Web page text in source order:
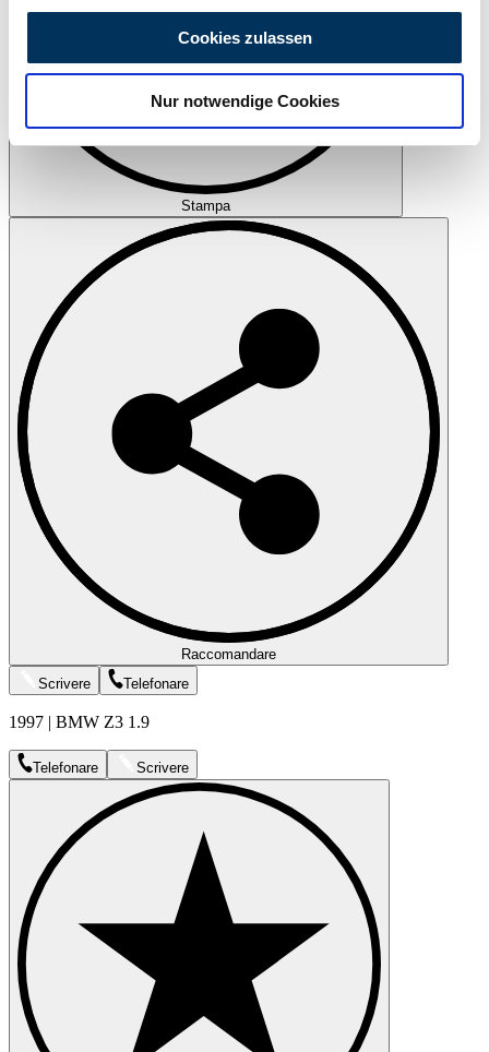
analysieren. Außerdem geben wir Informationen zu Ihrer
Verwendung unserer Website an unsere Partner für
soziale Medien, Werbung und Analysen weiter. Unsere
Partner führen diese Informationen möglicherweise mit
weiteren Daten zusammen, die Sie ihnen bereitgestellt
haben oder die sie im Rahmen Ihrer Nutzung der Dienste
gesammelt haben.Datenschutzerklärung
Cookies zulassen
Nur notwendige Cookies
Stampa
Raccomandare
Scrivere
Telefonare
1997 | BMW Z3 1.9
Telefonare Scrivere